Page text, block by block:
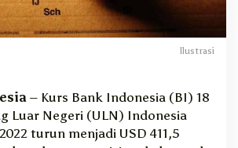
n
a
M
a
Ilustrasi
– Kurs Bank Indonesia (BI) 18
Luar Negeri (ULN) Indonesia
turun menjadi USD 411,5